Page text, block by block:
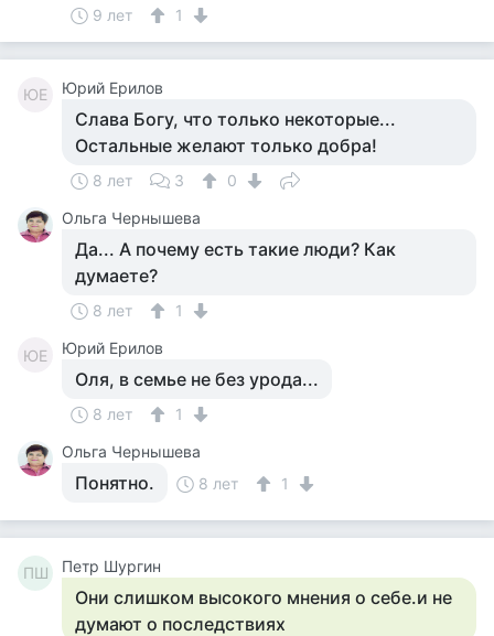
9 лет 1
ЮЕ Юрий Ерилов
Слава Богу, что только некоторые...
Остальные желают только добра!
8 лет 3
0
Ольга Чернышева
Да... А почему есть такие люди? Как
думаете?
8 лет 1
ЮЕ Юрий Ерилов
Оля, в семье не без урода...
8 лет
1
Ольга Чернышева
Понятно. 8 лет 1
ПШ Петр Шургин
Они слишком высокого мнения о себе.и не
думают о последствиях